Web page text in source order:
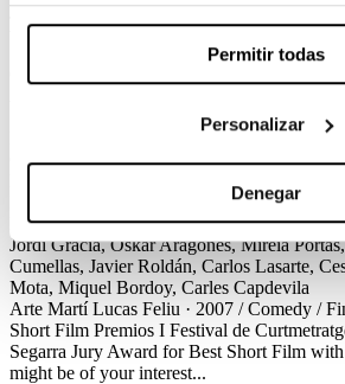
Permitir todas
Personalizar
Denegar
Jordi visits a museum of contemporary art
will lead him to a spiral of madness with
ScreenplayMartín
David Casademunt, Martí Lucas
Christian Moyés Production DesignMar
Georgina
Lorena Sánchez HairdressingSílvia
Jordi Gràcia, Oskar Aragonès, Mireia
Cumellas, Javier Roldán, Carlos Lasarte,
Mota, Miquel Bordoy, Carles Capdevila
Arte Martí Lucas Feliu · 2007 / Comedy /
Short Film Premios I Festival de
Segarra Jury Award for Best Short Film
might be of your interest...